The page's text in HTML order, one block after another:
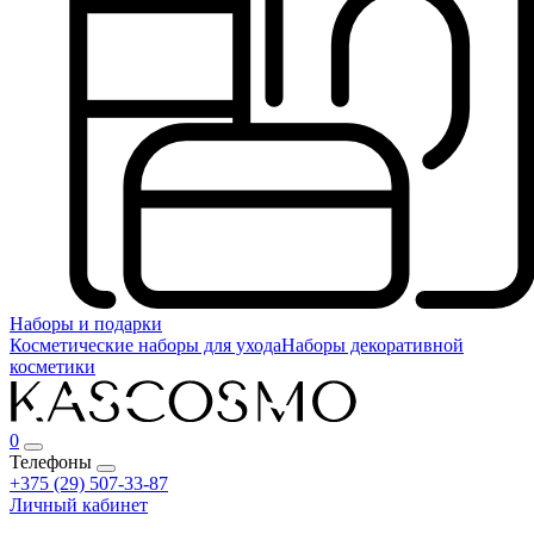
Наборы и подарки
Косметические наборы для уходаНаборы декоративной
косметики
0
Телефоны
+375 (29) 507-33-87
Личный кабинет